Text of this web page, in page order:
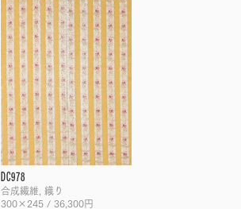
DC978
合成繊維, 織り
300×245 / 36,300円